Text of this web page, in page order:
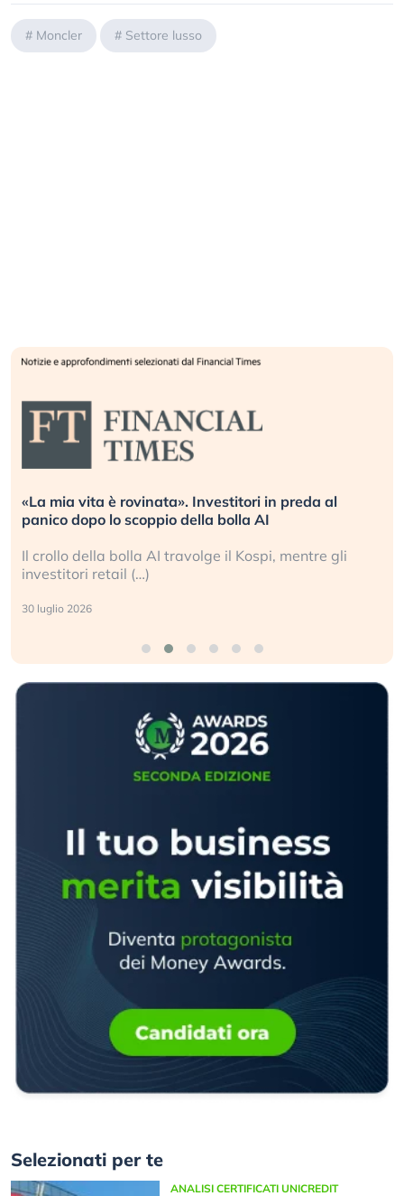
# Moncler # Settore lusso
Quando la finanza pesa più dell’economia reale.
L’America sta ripetendo gli errori del 2008?
La ricchezza mondiale cresce, ma è sempre più
sganciata dall’economia reale. (…)
24 luglio 2026
Selezionati per te
ANALISI CERTIFICATI UNICREDIT